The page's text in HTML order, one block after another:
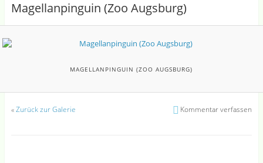
Magellanpinguin (Zoo Augsburg)
MAGELLANPINGUIN (ZOO AUGSBURG)
«Zurück zur Galerie Kommentar verfassen